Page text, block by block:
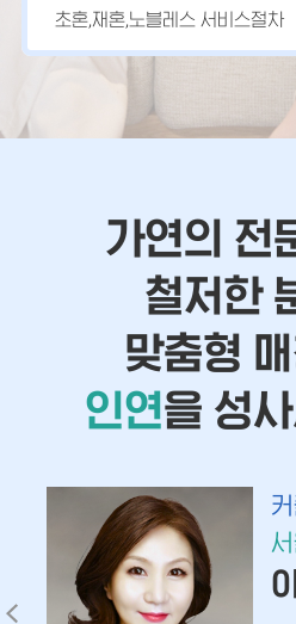
초혼,재혼,노블레스 서비스절차
가연의 전
철저한
맞춤형
인연을 성사